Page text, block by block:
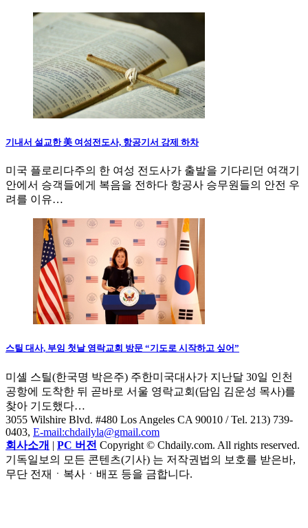
기내서 설교한 美 여성전도사, 항공기서 강제 하차
미국 플로리다주의 한 여성 전도사가 출발을 기다리던 여객기
안에서 승객들에게 복음을 전하다 항공사 승무원들의 안전 우
려를 이유…
스틸 대사, 부임 첫날 영락교회 방문 “기도로 시작하고 싶어”
미셸 스틸(한국명 박은주) 주한미국대사가 지난달 30일 인천
공항에 도착한 뒤 곧바로 서울 영락교회(담임 김운성 목사)를
찾아 기도했다…
3055 Wilshire Blvd. #480 Los Angeles CA 90010 / Tel. 213) 739-
0403, E-mail:chdailyla@gmail.com
회사소개 | PC 버전 Copyright © Chdaily.com. All rights reserved.
기독일보의 모든 콘텐츠(기사) 는 저작권법의 보호를 받은바,
무단 전재ㆍ복사ㆍ배포 등을 금합니다.